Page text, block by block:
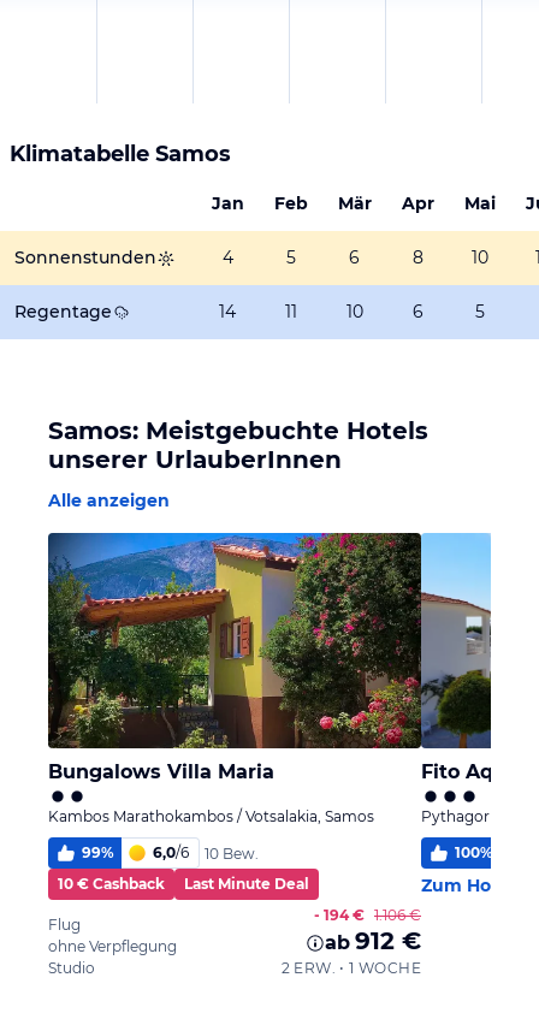
Klimatabelle Samos
Jan Feb Mär Apr Mai
Sonnenstunden 4 5 6 8 10
Regentage 14 11 10 6 5
Samos: Meistgebuchte Hotels
unserer UrlauberInnen
Alle anzeigen
Bungalows Villa Maria
Kambos Marathokambos / Votsalakia, Samos
99% 6,0/6
10 Bew.
10 € Cashback
Last Minute Deal
Flug
ohne Verpflegung
Studio
- 194 € 1.106 €
ab 912 €
2 ERW. • 1 WOCHE
Fito Aqua
Pythagorion,
100%
Zum Hotel